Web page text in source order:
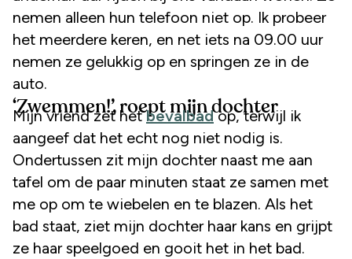
nemen alleen hun telefoon niet op. Ik probeer
het meerdere keren, en net iets na 09.00 uur
nemen ze gelukkig op en springen ze in de
auto.
‘Zwemmen!’, roept mijn dochter
Mijn vriend zet hetbevalbadop, terwijl ik
aangeef dat het echt nog niet nodig is.
Ondertussen zit mijn dochter naast me aan
tafel om de paar minuten staat ze samen met
me op om te wiebelen en te blazen. Als het
bad staat, ziet mijn dochter haar kans en grijpt
ze haar speelgoed en gooit het in het bad.